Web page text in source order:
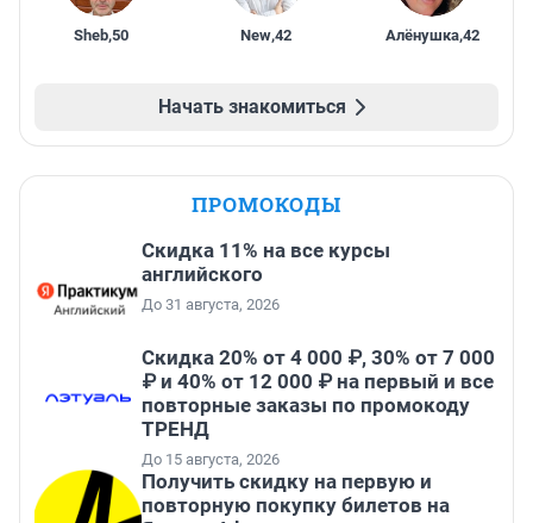
Sheb,50 New,42 Алёнушка,42
Начать знакомиться
ПРОМОКОДЫ
Скидка 11% на все курсы
английского
До 31 августа, 2026
Скидка 20% от 4 000 ₽, 30% от 7 000
₽ и 40% от 12 000 ₽ на первый и все
повторные заказы по промокоду
ТРЕНД
До 15 августа, 2026
Получить скидку на первую и
повторную покупку билетов на